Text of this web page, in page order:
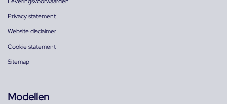
Privacy statement
Website disclaimer
Cookie statement
Sitemap
Modellen